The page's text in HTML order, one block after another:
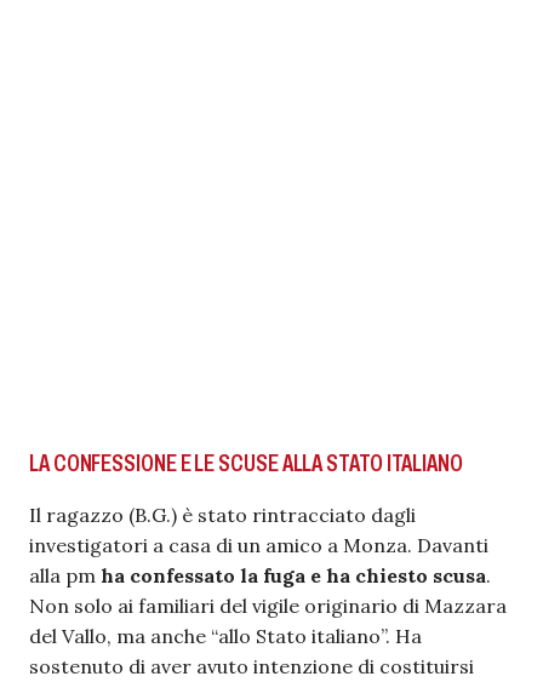
LA CONFESSIONE E LE SCUSE ALLA STATO ITALIANO
Il ragazzo (B.G.) è stato rintracciato dagli
investigatori a casa di un amico a Monza. Davanti
alla pm ha confessato la fuga e ha chiesto scusa.
Non solo ai familiari del vigile originario di Mazzara
del Vallo, ma anche “allo Stato italiano”. Ha
sostenuto di aver avuto intenzione di costituirsi